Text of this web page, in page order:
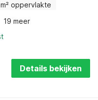
oppervlakte
19 meer
Details bekijken